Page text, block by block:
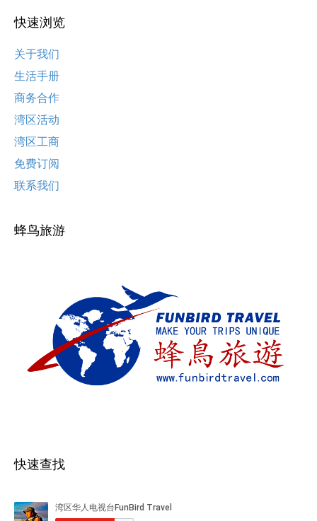
快速浏览
关于我们
生活手册
商务合作
湾区活动
湾区工商
免费订阅
联系我们
蜂鸟旅游
快速查找